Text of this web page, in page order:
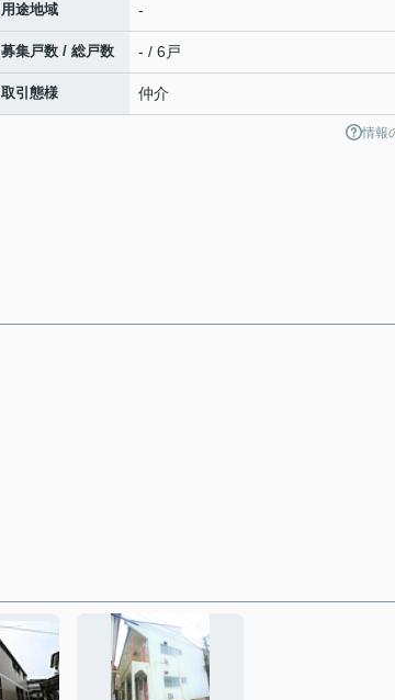
用途地域 -
募集戸数 / 総戸数 - / 6戸
取引態様 仲介
情報